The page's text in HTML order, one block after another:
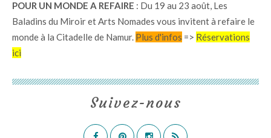
Suivez-nous
POUR UN MONDE A REFAIRE : Du 19 au 23 août, Les
Baladins du Miroir et Arts Nomades vous invitent à refaire le
monde à la Citadelle de Namur. Plus d'infos => Réservations
ici